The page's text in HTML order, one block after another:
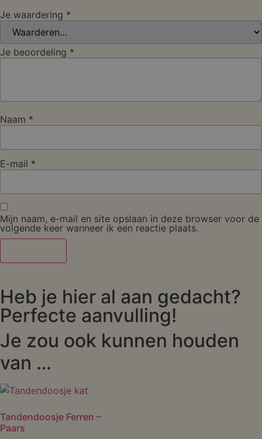
Je waardering *
Je beoordeling *
Naam *
E-mail *
Mijn naam, e-mail en site opslaan in deze browser voor de
volgende keer wanneer ik een reactie plaats.
Heb je hier al aan gedacht?
Perfecte aanvulling!
Je zou ook kunnen houden
van …
Tandendoosje Ferren –
Paars